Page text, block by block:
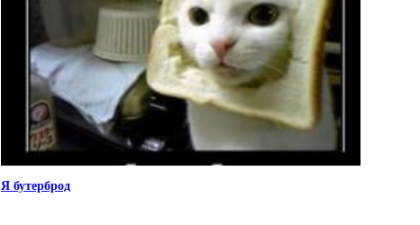
Я бутерброд